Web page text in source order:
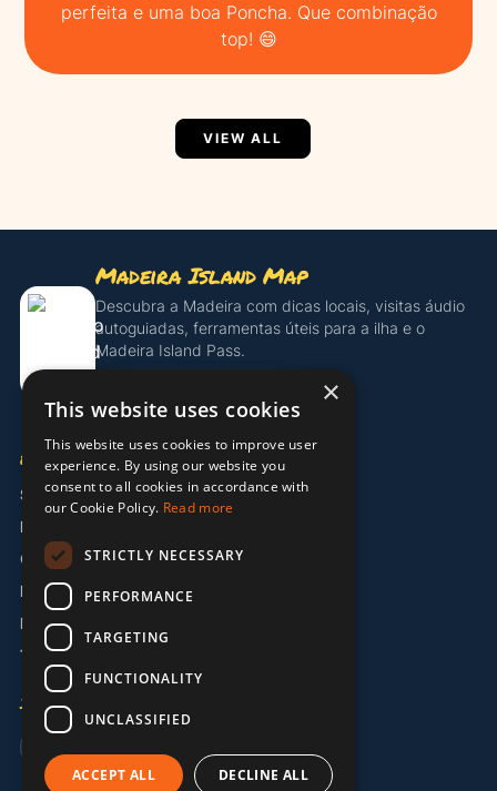
perfeita e uma boa Poncha. Que combinação
top! 😄
VIEW ALL
Madeira Island Map
Descubra a Madeira com dicas locais, visitas áudio
autoguiadas, ferramentas úteis para a ilha e o
Madeira Island Pass.
Descobrir o Island Pass
EMPRESA
Sobre Nós
Parceiros
Contacto
Informação Legal
Política de Privacidade
Termos e Condições
IDIOMA
×
This website uses cookies
This website uses cookies to improve user
experience. By using our website you
consent to all cookies in accordance with
our Cookie Policy. Read more
STRICTLY NECESSARY
PERFORMANCE
TARGETING
FUNCTIONALITY
UNCLASSIFIED
ACCEPT ALL DECLINE ALL